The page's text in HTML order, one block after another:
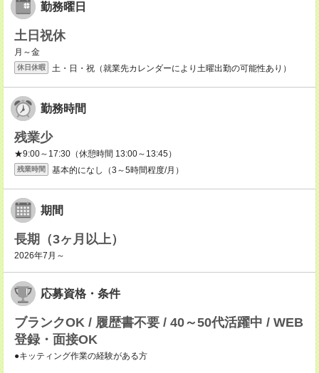
勤務曜日
土日祝休
月～金
休日休暇 土・日・祝（就業先カレンダーにより土曜出勤の可能性あり）
勤務時間
残業少
★9:00～17:30（休憩時間 13:00～13:45）
残業時間 基本的になし（3～5時間程度/月）
期間
長期（3ヶ月以上）
2026年7月～
応募資格・条件
ブランクOK / 履歴書不要 / 40～50代活躍中 / WEB
登録・面接OK
●キッティング作業の経験がある方